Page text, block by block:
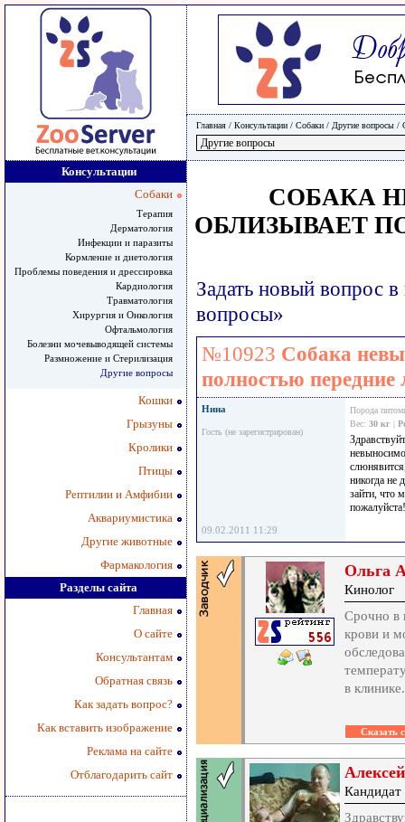
Главная / Консультации / Собаки / Другие вопросы /
Консультации
Собаки
Терапия
Дерматология
Инфекции и паразиты
Кормление и диетология
Проблемы поведения и дрессировка
Кардиология
Травматология
Хирургия и Онкология
Офтальмология
Болезни мочевыводящей системы
Размножение и Стерилизация
Другие вопросы
Кошки
Грызуны
Кролики
Птицы
Рептилии и Амфибии
Аквариумистика
Другие животные
Фармакология
Разделы сайта
Главная
О сайте
Консультантам
Обратная связь
Как задать вопрос?
Как вставить изображение
Реклама на сайте
Отблагодарить сайт
СОБАКА
ОБЛИЗЫВАЕТ
Задать новый вопрос
вопросы»
№10923 Собака
полностью передние
Нина
Гость (не зарегистрирован)
Порода
Вес: 30 кг |
никогда не
зайти, что
09.02.2011 11:29
Ольга
Кинолог
Срочно в
крови и
в клинике.